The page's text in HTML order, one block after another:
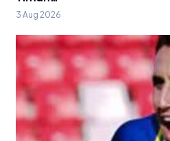
3 Aug 2026